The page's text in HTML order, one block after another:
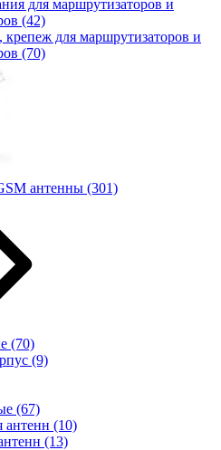
для маршрутизаторов и
(42)
крепеж для маршрутизаторов и
(70)
антенны (301)
(70)
(9)
(67)
антенн (10)
(13)